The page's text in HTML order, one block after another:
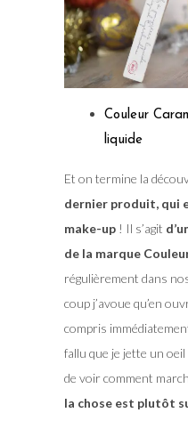
Couleur
liquide
Et on termine la
dernier produit, qui
make-up ! Il s’agit
de la marque
régulièrement dans
coup j’avoue qu’en
compris
fallu que je jette un
de voir comment
la chose est plutôt